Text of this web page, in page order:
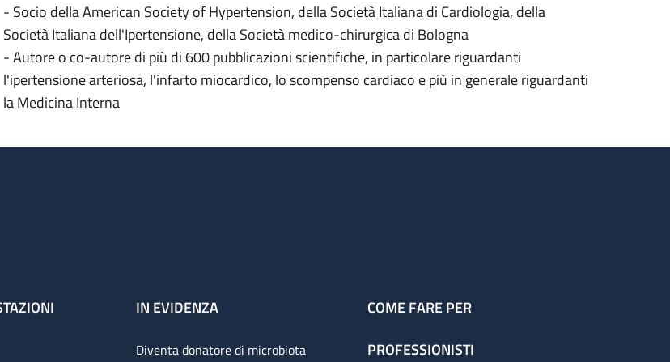
- Socio della American Society of Hypertension, della Società Italiana di Cardiologia, della
Società Italiana dell'Ipertensione, della Società medico-chirurgica di Bologna
- Autore o co-autore di più di 600 pubblicazioni scientifiche, in particolare riguardanti
l'ipertensione arteriosa, l'infarto miocardico, lo scompenso cardiaco e più in generale riguardanti
la Medicina Interna
IN EVIDENZA
Diventa donatore di microbiota
COME FARE PER
PROFESSIONISTI